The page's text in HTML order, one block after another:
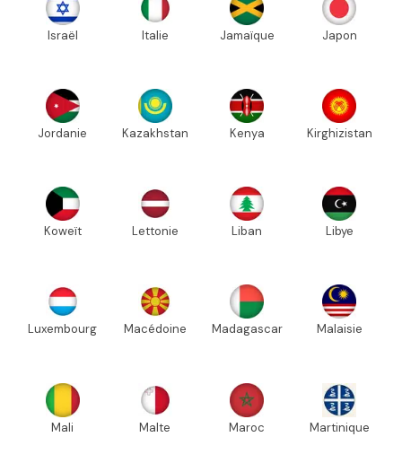
Israël Italie Jamaïque Japon
Jordanie Kazakhstan Kenya Kirghizistan
Koweït Lettonie Liban Libye
Luxembourg Macédoine Madagascar Malaisie
Mali Malte Maroc Martinique